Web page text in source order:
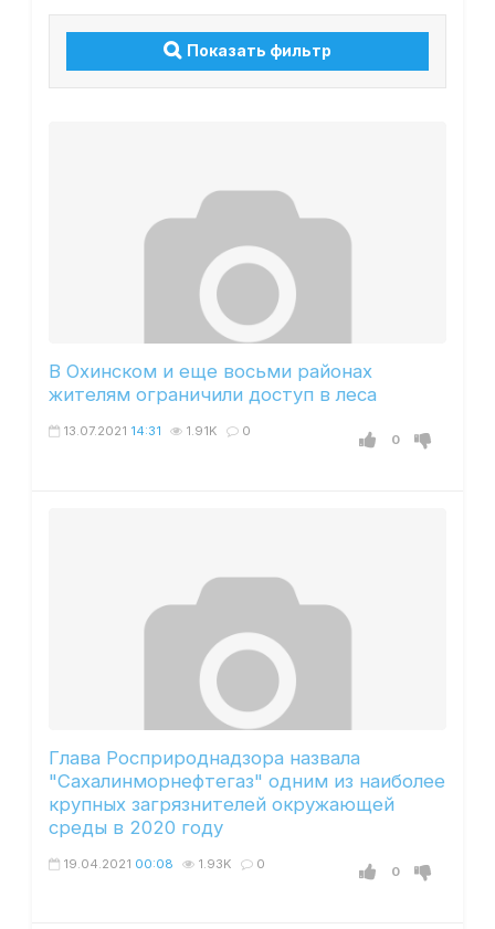
Показать фильтр
В Охинском и еще восьми районах
жителям ограничили доступ в леса
0
13.07.2021 14:31 1.91K 0
Глава Росприроднадзора назвала
"Сахалинморнефтегаз" одним из наиболее
крупных загрязнителей окружающей
среды в 2020 году
0
19.04.2021 00:08 1.93K 0